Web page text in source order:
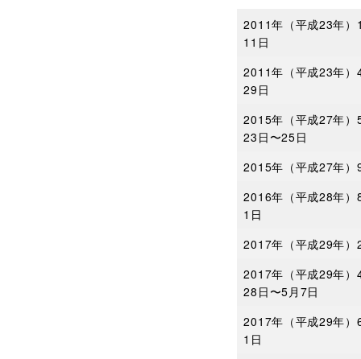
2011年（平成23年）
11日
2011年（平成23年）
29日
2015年（平成27年）
23日〜25日
2015年（平成27年）
2016年（平成28年）
1日
2017年（平成29年）
2017年（平成29年）
28日〜5月7日
2017年（平成29年）
1日